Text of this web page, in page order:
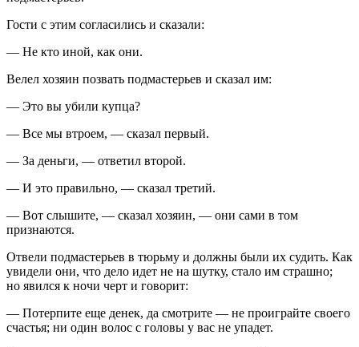
Гости с этим согласились и сказали:
— Не кто иной, как они.
Велел хозяин позвать подмастерьев и сказал им:
— Это вы убили купца?
— Все мы втроем, — сказал первый.
— За деньги, — ответил второй.
— И это правильно, — сказал третий.
— Вот слышите, — сказал хозяин, — они сами в том
признаются.
Отвели подмастерьев в тюрьму и должны были их судить. Как
увидели они, что дело идет не на шутку, стало им страшно;
но явился к ночи черт и говорит:
— Потерпите еще денек, да смотрите — не проиграйте своего
счастья; ни один волос с головы у вас не упадет.